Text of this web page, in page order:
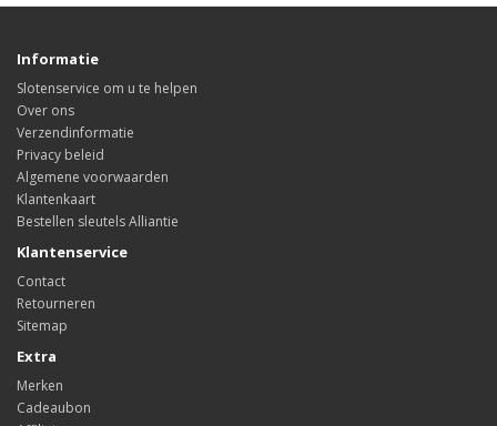
Informatie
Slotenservice om u te helpen
Over ons
Verzendinformatie
Privacy beleid
Algemene voorwaarden
Klantenkaart
Bestellen sleutels Alliantie
Klantenservice
Contact
Retourneren
Sitemap
Extra
Merken
Cadeaubon